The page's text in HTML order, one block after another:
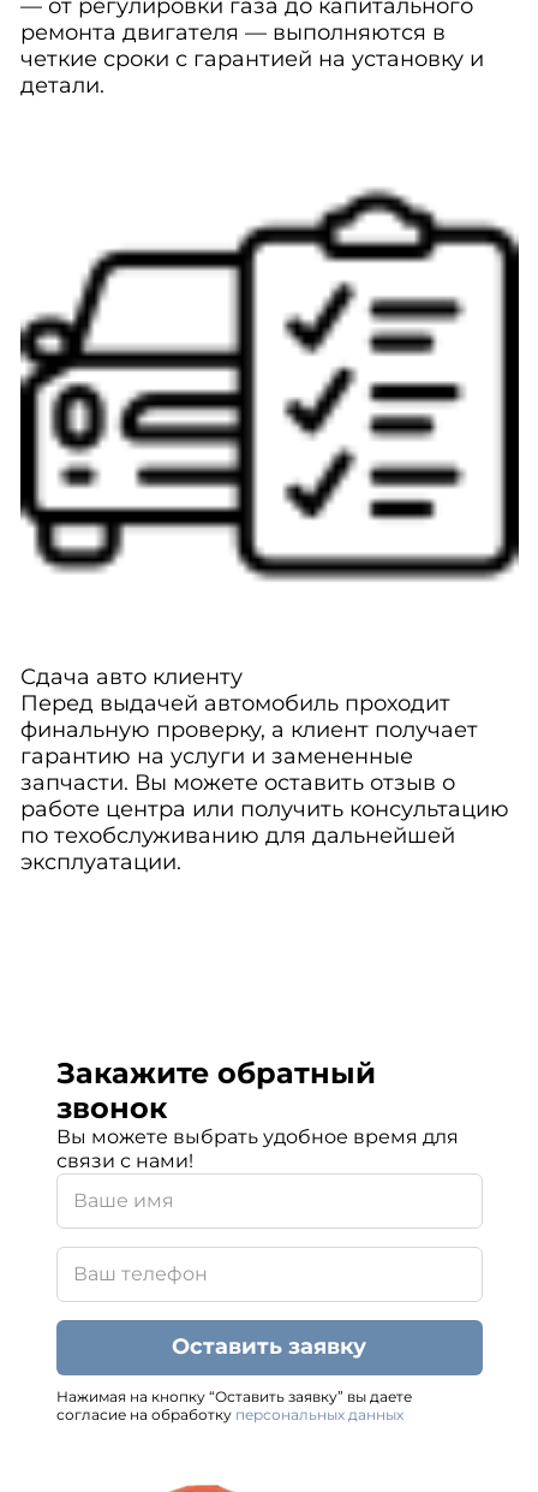
— от регулировки газа до капитального
ремонта двигателя — выполняются в
четкие сроки с гарантией на установку и
детали.
Сдача авто клиенту
Перед выдачей автомобиль проходит
финальную проверку, а клиент получает
гарантию на услуги и замененные
запчасти. Вы можете оставить отзыв о
работе центра или получить консультацию
по техобслуживанию для дальнейшей
эксплуатации.
Закажите обратный
звонок
Вы можете выбрать удобное время для
связи с нами!
Оставить заявку
Нажимая на кнопку “Оставить заявку” вы даете
согласие на обработку персональных данных